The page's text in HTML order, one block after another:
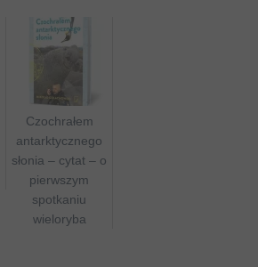
Czochrałem
antarktycznego
słonia – cytat – o
pierwszym
spotkaniu
wieloryba